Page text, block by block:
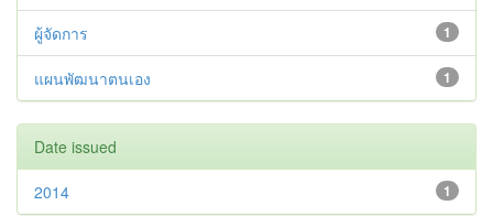
1
ผู้จัดการ
1
แผนพัฒนาตนเอง
Date issued
1
2014